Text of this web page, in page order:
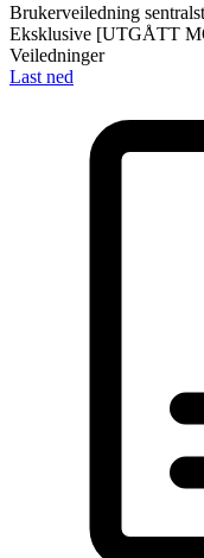
Brukerveiledning
Eksklusive [UTGÅTT
Veiledninger
Last ned